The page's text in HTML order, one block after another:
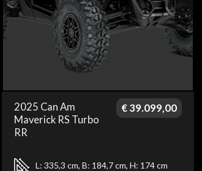
2025 Can Am
Maverick RS Turbo
RR
€39.099,00
L: 335,3 cm, B: 184,7 cm, H: 174 cm